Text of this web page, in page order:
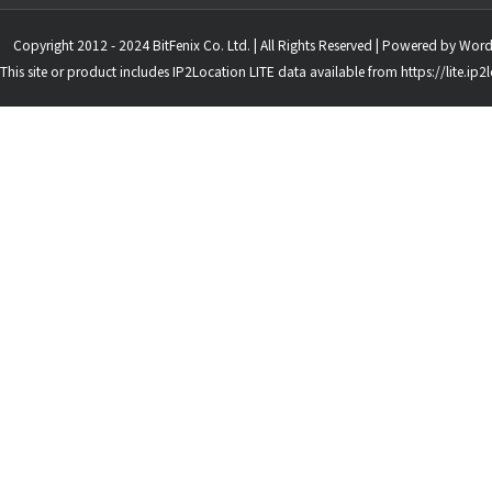
Copyright 2012 - 2024 BitFenix Co. Ltd. | All Rights Reserved | Powered by
This site or product includes IP2Location LITE data available from https://